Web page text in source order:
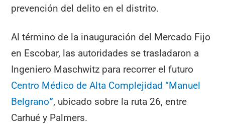
prevención del delito en el distrito.
Al término de la inauguración del Mercado Fijo
en Escobar, las autoridades se trasladaron a
Ingeniero Maschwitz para recorrer el futuro
Centro Médico de Alta Complejidad “Manuel
Belgrano”, ubicado sobre la ruta 26, entre
Carhué y Palmers.